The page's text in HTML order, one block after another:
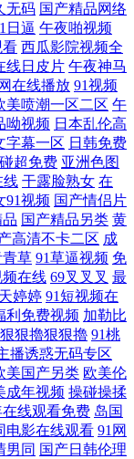
无码 国产精品网络
日逼 午夜啪视频
看 西瓜影院视频全
线日皮片 午夜神马
在线播放 91视频
美喷潮一区二区 午
呦视频 日本乱伦高
字幕一区 日韩免费
超免费 亚洲色图
线 干露脸熟女 在
91视频 国产情侣片
国产精品另类 黄
高清不卡二区 成
青草 91草逼视频 免
频在线 69叉叉叉 最
婷婷 91短视频在
利免费视频 加勒比
狠狠擼狠狠擼 91桃
播诱惑无码专区
美国产另类 欧美伦
成年视频 操碰操揉
在线观看免费 岛国
电影在线观看 91网
男同 国产日韩伦理